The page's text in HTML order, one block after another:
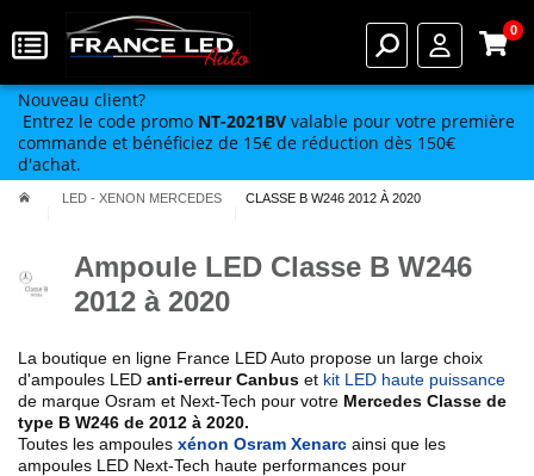
0
Nouveau client?
Entrez le code promo NT-2021BV valable pour votre première
commande et bénéficiez de 15€ de réduction dès 150€
d'achat.
LED - XENON MERCEDES CLASSE B W246 2012 À 2020
Ampoule LED Classe B W246
2012 à 2020
La boutique en ligne France LED Auto propose un large choix
d'ampoules LED anti-erreur Canbus et kit LED haute puissance
de marque Osram et Next-Tech pour votre Mercedes Classe de
type B W246 de 2012 à 2020.
Toutes les ampoules xénon Osram Xenarc ainsi que les
ampoules LED Next-Tech haute performances pour